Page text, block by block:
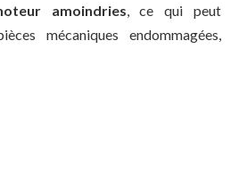
amoindries , ce qui peut
mécaniques endommagées,